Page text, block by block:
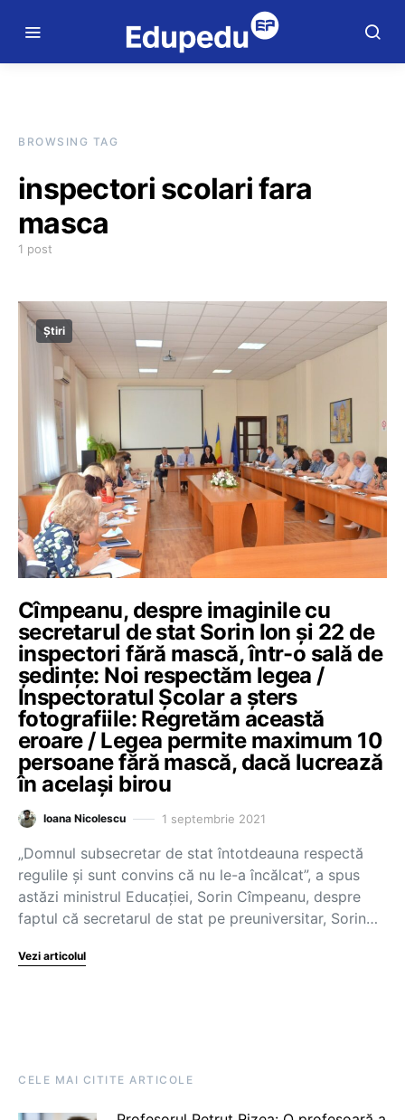
BROWSING TAG
inspectori scolari fara
masca
1 post
Știri
Cîmpeanu, despre imaginile cu
secretarul de stat Sorin Ion și 22 de
inspectori fără mască, într-o sală de
ședințe: Noi respectăm legea /
Inspectoratul Școlar a șters
fotografiile: Regretăm această
eroare / Legea permite maximum 10
persoane fără mască, dacă lucrează
în același birou
Ioana Nicolescu 1 septembrie 2021
„Domnul subsecretar de stat întotdeauna respectă
regulile și sunt convins că nu le-a încălcat”, a spus
astăzi ministrul Educației, Sorin Cîmpeanu, despre
faptul că secretarul de stat pe preuniversitar, Sorin…
Vezi articolul
CELE MAI CITITE ARTICOLE